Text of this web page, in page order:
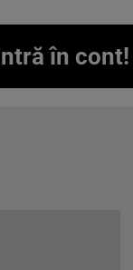
în cont!